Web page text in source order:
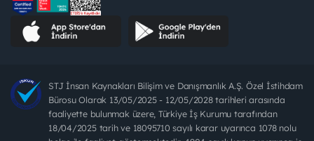
STJ İnsan Kaynakları Bilişim ve Danışmanlık A.Ş. Özel İstihdam
Bürosu Olarak 13/05/2025 - 12/05/2028 tarihleri arasında
faaliyette bulunmak üzere, Türkiye İş Kurumu tarafından
18/04/2025 tarih ve 18095710 sayılı karar uyarınca 1078 nolu